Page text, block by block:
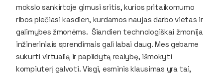
mokslo sankirtoje gimusi sritis, kurios pritaikomumo
ribos plečiasi kasdien, kurdamos naujas darbo vietas ir
galimybes žmonėms. Šiandien technologiškai žmonija
inžineriniais sprendimais gali labai daug. Mes gebame
sukurti virtualią ir papildytą realybę, išmokyti
kompiuterį galvoti. Visgi, esminis klausimas yra tai,